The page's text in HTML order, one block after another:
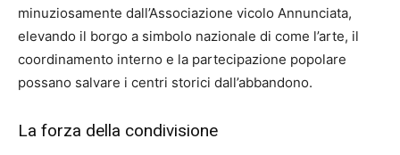
minuziosamente dall’Associazione vicolo Annunciata,
elevando il borgo a simbolo nazionale di come l’arte, il
coordinamento interno e la partecipazione popolare
possano salvare i centri storici dall’abbandono.
La forza della condivisione